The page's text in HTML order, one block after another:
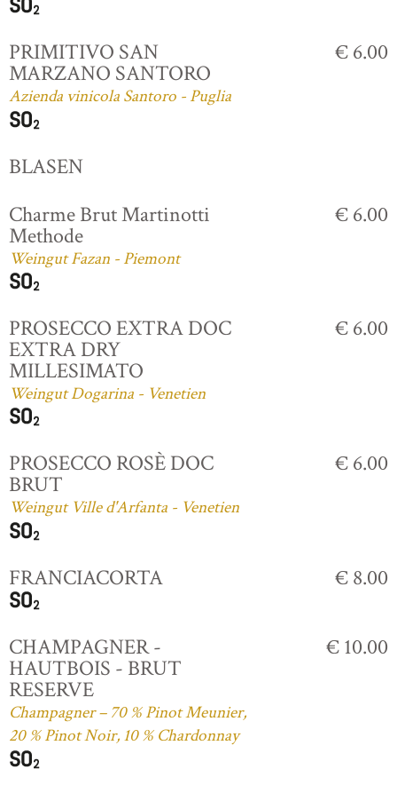
PRIMITIVO SAN
MARZANO SANTORO
Azienda vinicola Santoro - Puglia
€ 6.00
BLASEN
Charme Brut Martinotti
Methode
Weingut Fazan - Piemont
€ 6.00
PROSECCO EXTRA DOC
EXTRA DRY
MILLESIMATO
Weingut Dogarina - Venetien
€ 6.00
PROSECCO ROSÈ DOC
BRUT
Weingut Ville d'Arfanta - Venetien
€ 6.00
FRANCIACORTA € 8.00
CHAMPAGNER -
HAUTBOIS - BRUT
RESERVE
Champagner – 70 % Pinot Meunier,
20 % Pinot Noir, 10 % Chardonnay
€ 10.00